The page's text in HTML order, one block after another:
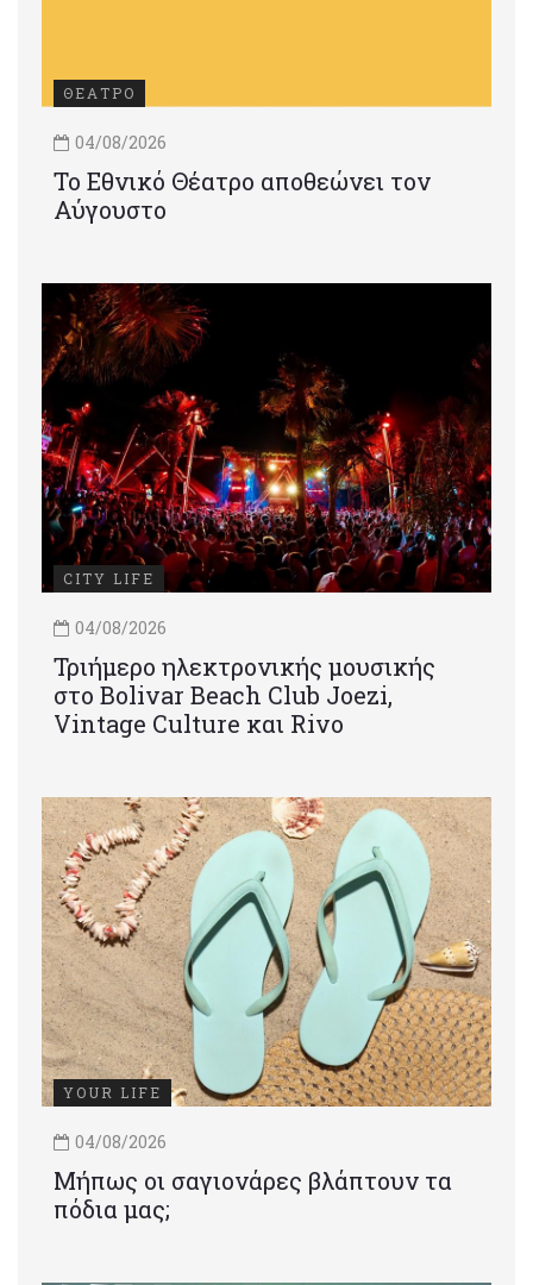
ΘΕΑΤΡΟ
04/08/2026
Το Εθνικό Θέατρο αποθεώνει τον
Αύγουστο
CITY LIFE
04/08/2026
Τριήμερο ηλεκτρονικής μουσικής
στο Bolivar Beach Club Joezi,
Vintage Culture και Rivo
YOUR LIFE
04/08/2026
Μήπως οι σαγιονάρες βλάπτουν τα
πόδια μας;